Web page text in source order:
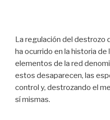
La regulación del destrozo
ha ocurrido en la historia
elementos de la red
estos desaparecen, las
control y, destrozando el
sí mismas.